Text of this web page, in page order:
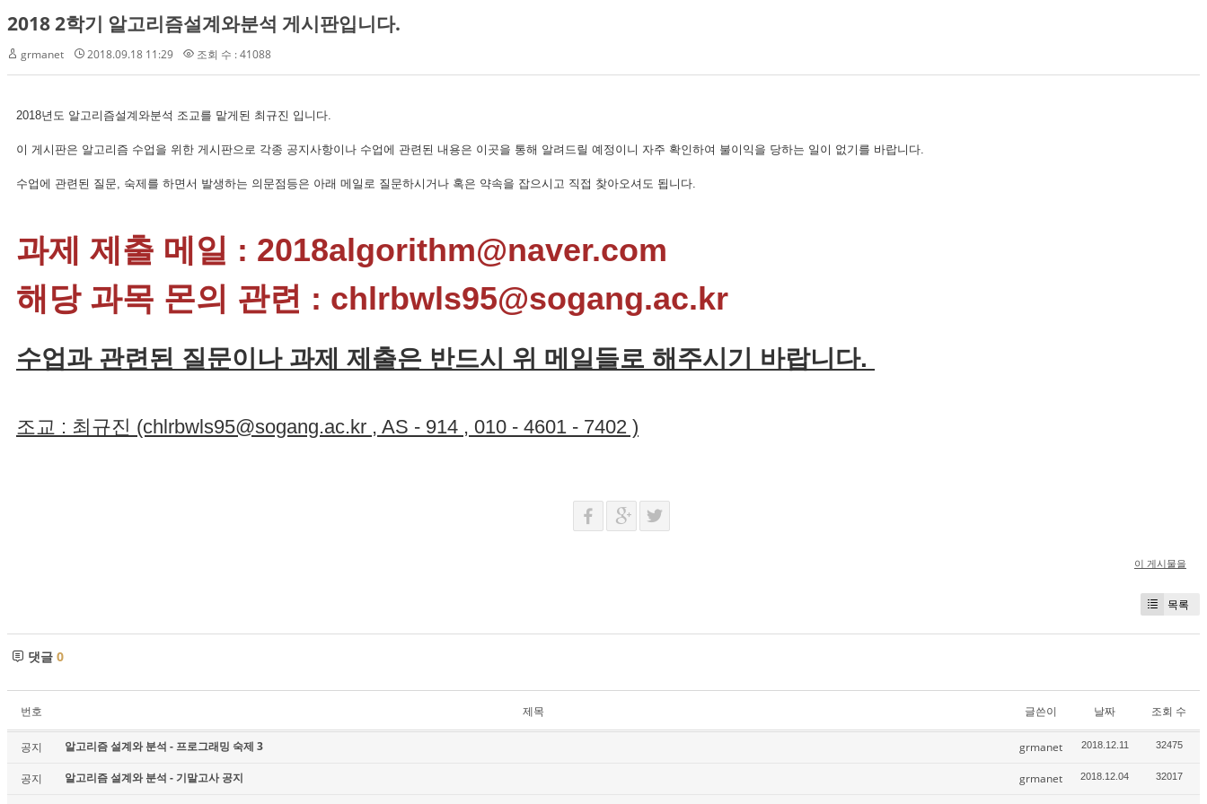
2018 2학기 알고리즘설계와분석 게시판입니다.
grmanet 2018.09.18 11:29 조회 수 : 41088
2018년도 알고리즘설계와분석 조교를 맡게된 최규진 입니다.
이 게시판은 알고리즘 수업을 위한 게시판으로 각종 공지사항이나 수업에 관련된 내용은 이곳을 통해 알려드릴 예정이니 자주 확인하여 불이익을 당하는 일이 없기를 바랍니다.
수업에 관련된 질문, 숙제를 하면서 발생하는 의문점등은 아래 메일로 질문하시거나 혹은 약속을 잡으시고 직접 찾아오셔도 됩니다.
과제 제출 메일 : 2018algorithm@naver.com
해당 과목 몬의 관련 : chlrbwls95@sogang.ac.kr
수업과 관련된 질문이나 과제 제출은 반드시 위 메일들로 해주시기 바랍니다.
조교 : 최규진 (chlrbwls95@sogang.ac.kr , AS - 914 , 010 - 4601 - 7402 )
이 게시물을
목록
댓글 0
번호 제목 글쓴이 날짜 조회 수
공지 알고리즘 설계와 분석 - 프로그래밍 숙제 3 grmanet 2018.12.11 32475
공지 알고리즘 설계와 분석 - 기말고사 공지 grmanet 2018.12.04 32017